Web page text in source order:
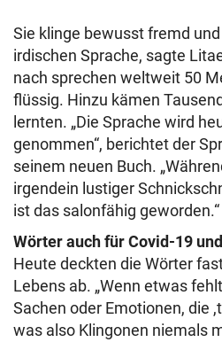
Sie klinge bewusst fremd
irdischen Sprache, sagte
nach sprechen weltweit 50
flüssig. Hinzu kämen
lernten. „Die Sprache wird
genommen“, berichtet der
seinem neuen Buch.
irgendein lustiger
ist das salonfähig geworden.“
Wörter auch für Covid-19
Heute deckten die Wörter
Lebens ab. „Wenn etwas
Sachen oder Emotionen, die
was also Klingonen niemals